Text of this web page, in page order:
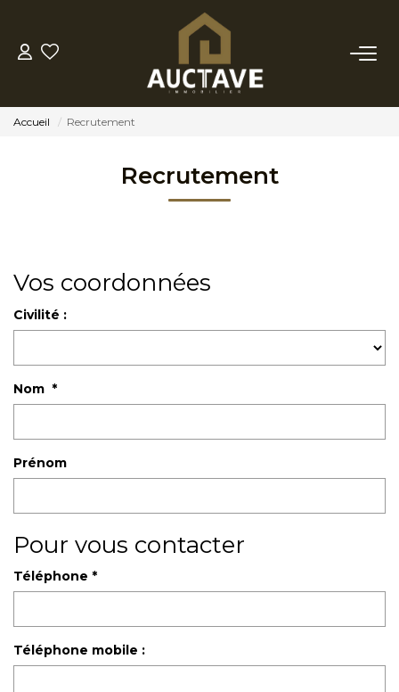
ACHETER
BIENS VENDUS
Accueil Recrutement
Recrutement
Vos coordonnées
Civilité :
Nom *
Prénom
Pour vous contacter
Téléphone *
Téléphone mobile :